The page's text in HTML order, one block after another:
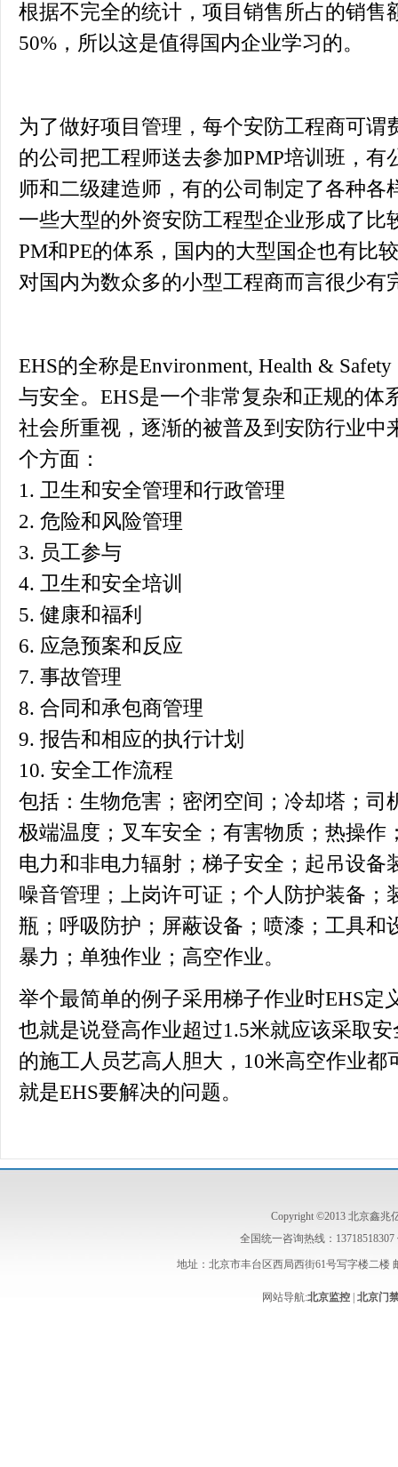
根据不完全的统计，项目销售所占的销售
50%，所以这是值得国内企业学习的。
为了做好项目管理，每个安防工程商可谓
的公司把工程师送去参加PMP培训班，
师和二级建造师，有的公司制定了各种各
一些大型的外资安防工程型企业形成了比
PM和PE的体系，国内的大型国企也有比
对国内为数众多的小型工程商而言很少有
EHS的全称是Environment, Health &
与安全。EHS是一个非常复杂和正规的体
社会所重视，逐渐的被普及到安防行业中
个方面：
1. 卫生和安全管理和行政管理
2. 危险和风险管理
3. 员工参与
4. 卫生和安全培训
5. 健康和福利
6. 应急预案和反应
7. 事故管理
8. 合同和承包商管理
9. 报告和相应的执行计划
10. 安全工作流程
包括：生物危害；密闭空间；冷却塔；司
极端温度；叉车安全；有害物质；热操作
电力和非电力辐射；梯子安全；起吊设备
噪音管理；上岗许可证；个人防护装备；
瓶；呼吸防护；屏蔽设备；喷漆；工具和
暴力；单独作业；高空作业。
举个最简单的例子采用梯子作业时EHS定
也就是说登高作业超过1.5米就应该采取
的施工人员艺高人胆大，10米高空作业
就是EHS要解决的问题。
Copyright ©2013 北京鑫兆
全国统一咨询热线：
地址：北京市丰台区西局西街61号写字楼二楼
网站导航:北京监控| 北京门